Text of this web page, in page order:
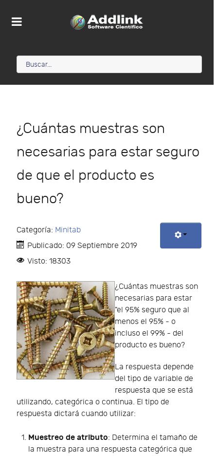
¿Cuántas muestras son
necesarias para estar seguro
de que el producto es
bueno?
Categoría: Minitab
Publicado: 09 Septiembre 2019
Visto: 18303
¿Cuántas muestras son
necesarias para estar
"el 95% seguro que al
menos el 95% - o
incluso el 99% - del
producto es bueno?
La respuesta depende
del tipo de variable de
respuesta que se está
utilizando, categórica o continua. El tipo de
respuesta dictará cuando utilizar:
Muestreo de atributo: Determina el tamaño de
la muestra para una respuesta categórica que